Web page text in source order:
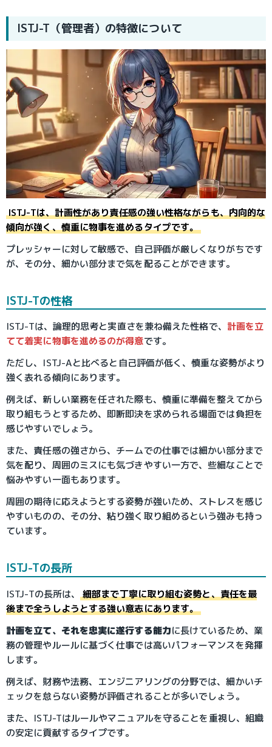
ISTJ-T（管理者）の特徴について
ISTJ-Tは、計画性があり責任感の強い性格ながらも、内向的な
傾向が強く、慎重に物事を進めるタイプです。
プレッシャーに対して敏感で、自己評価が厳しくなりがちです
が、その分、細かい部分まで気を配ることができます。
ISTJ-Tの性格
ISTJ-Tは、論理的思考と実直さを兼ね備えた性格で、 計画を立
てて着実に物事を進めるのが得意です。
ただし、ISTJ-Aと比べると自己評価が低く、慎重な姿勢がより
強く表れる傾向にあります。
例えば、新しい業務を任された際も、慎重に準備を整えてから
取り組もうとするため、即断即決を求められる場面では負担を
感じやすいでしょう。
また、責任感の強さから、チームでの仕事では細かい部分まで
気を配り、周囲のミスにも気づきやすい一方で、些細なことで
悩みやすい一面もあります。
周囲の期待に応えようとする姿勢が強いため、ストレスを感じ
やすいものの、その分、粘り強く取り組めるという強みも持っ
ています。
ISTJ-Tの長所
ISTJ-Tの長所は、細部まで丁寧に取り組む姿勢と、責任を最
後まで全うしようとする強い意志にあります。
計画を立て、それを忠実に遂行する能力に長けているため、業
務の管理やルールに基づく仕事では高いパフォーマンスを発揮
します。
例えば、財務や法務、エンジニアリングの分野では、細かいチ
ェックを怠らない姿勢が評価されることが多いでしょう。
また、ISTJ-Tはルールやマニュアルを守ることを重視し、組織
の安定に貢献するタイプです。